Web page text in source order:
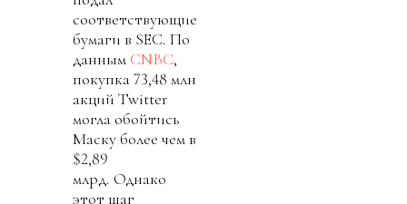
соответствующие
бумаги в SEC. По
данным CNBC,
покупка 73,48 млн
акций Twitter
могла обойтись
Маску более чем в
$2,89
млрд. Однако
этот шаг